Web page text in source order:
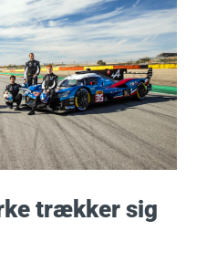
trækker sig